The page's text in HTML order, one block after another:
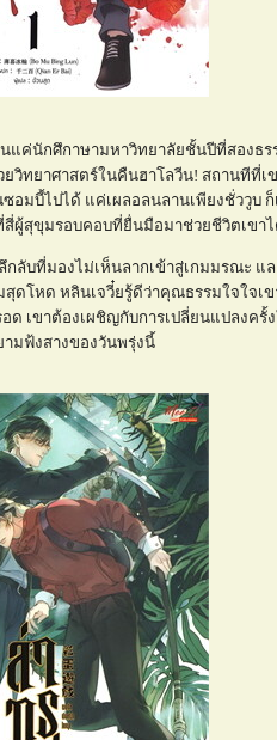
นแค่นักศึกาษามหาวิทยาลัยชั้นปีที่สองธ
วิทยาศาสตร์ในคืนฮาโลวีน! สถานทีที่
อมบี้ไปได้ แค่เผลอลนลานเพียงชั่ววูบ
ผู้สุขุมรอบคอบที่ยื่นมือมาช่วยชีวิตเขาไ
ลับที่มองไม่เห็นลากเข้าสู่เกมมรณะ
ดโหด หลินเจวี๋ยรู้ดีว่าคุณธรรมใจใจเ
อด เขาต้องเผชิญกับการเปลี่ยนแปลง
มฟ้งสางของวันพรุ่งนี้